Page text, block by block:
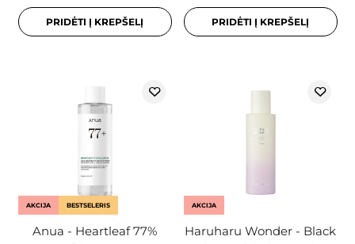
PRIDĖTI Į KREPŠELĮ PRIDĖTI Į KREPŠELĮ
AKCIJA BESTSELERIS
Anua - Heartleaf 77%
AKCIJA
Haruharu Wonder - Black